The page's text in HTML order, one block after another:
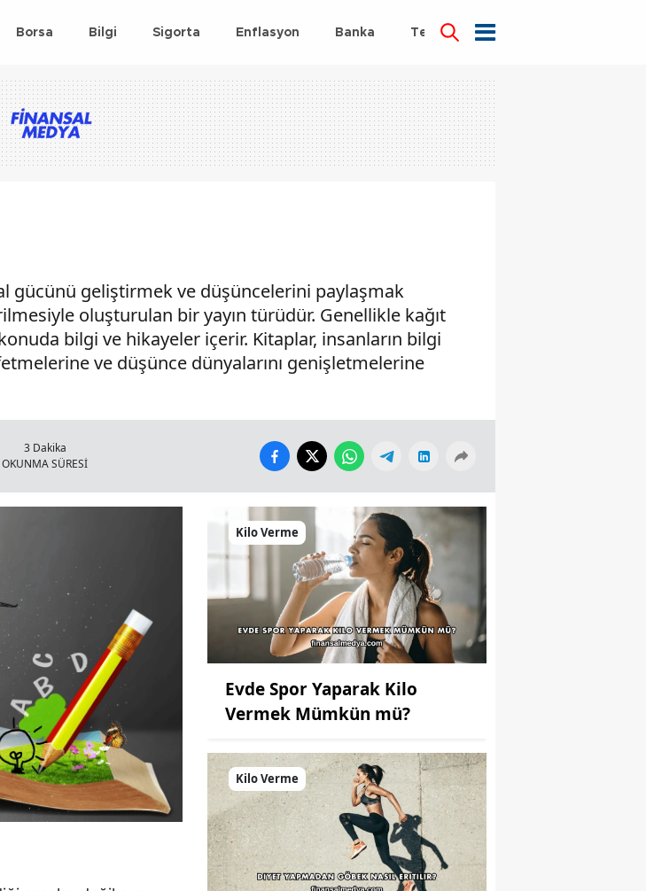
Borsa Bilgi Sigorta Enflasyon Banka Teknoloji
gücünü geliştirmek ve düşüncelerini paylaşmak
oluşturulan bir yayın türüdür. Genellikle kağıt
bilgi ve hikayeler içerir. Kitaplar, insanların bilgi
ve düşünce dünyalarını genişletmelerine
3 Dakika
OKUNMA SÜRESİ
Kilo Verme
Evde Spor Yaparak Kilo
Vermek Mümkün mü?
Kilo Verme